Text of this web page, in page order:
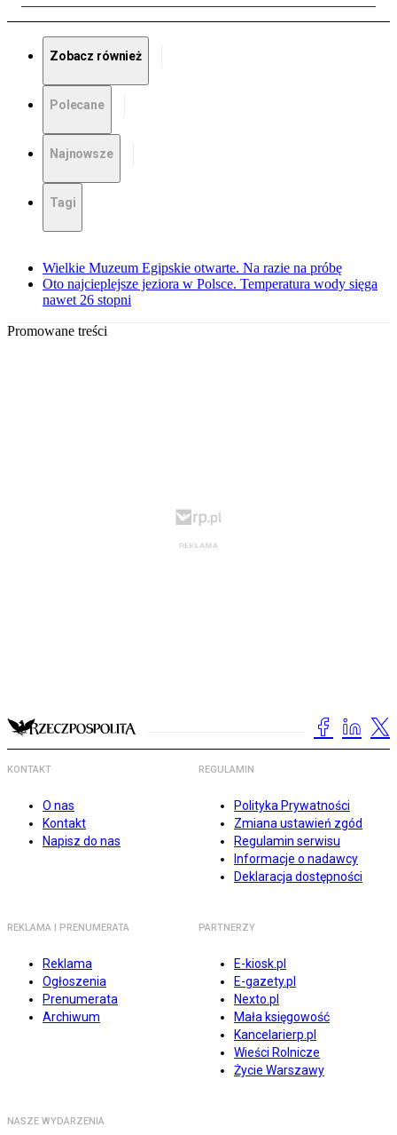
Zobacz również
Polecane
Najnowsze
Tagi
Wielkie Muzeum Egipskie otwarte. Na razie na próbę
Oto najcieplejsze jeziora w Polsce. Temperatura wody sięga
nawet 26 stopni
Promowane treści
KONTAKT
O nas
Kontakt
Napisz do nas
REGULAMIN
Polityka Prywatności
Zmiana ustawień zgód
Regulamin serwisu
Informacje o nadawcy
Deklaracja dostępności
REKLAMA I PRENUMERATA
Reklama
Ogłoszenia
Prenumerata
Archiwum
PARTNERZY
E-kiosk.pl
E-gazety.pl
Nexto.pl
Mała księgowość
Kancelarierp.pl
Wieści Rolnicze
Życie Warszawy
NASZE WYDARZENIA